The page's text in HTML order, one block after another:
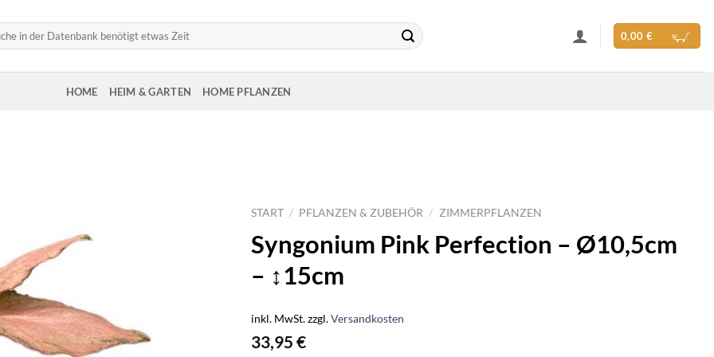
0,00 €
HOME HEIM & GARTEN HOME PFLANZEN
START / PFLANZEN & ZUBEHÖR / ZIMMERPFLANZEN
Syngonium Pink Perfection – Ø10,5cm
– ↕15cm
inkl. MwSt.zzgl.Versandkosten
33,95€